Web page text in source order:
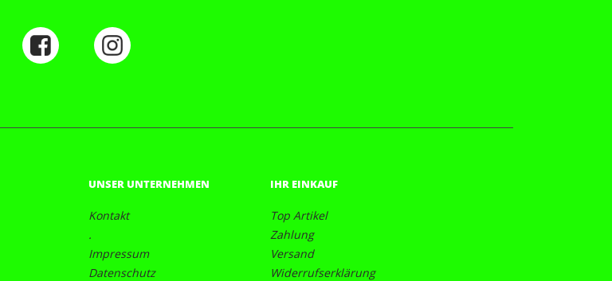
UNSER UNTERNEHMEN
Kontakt
.
Impressum
Datenschutz
IHR EINKAUF
Top Artikel
Zahlung
Versand
Widerrufserklärung